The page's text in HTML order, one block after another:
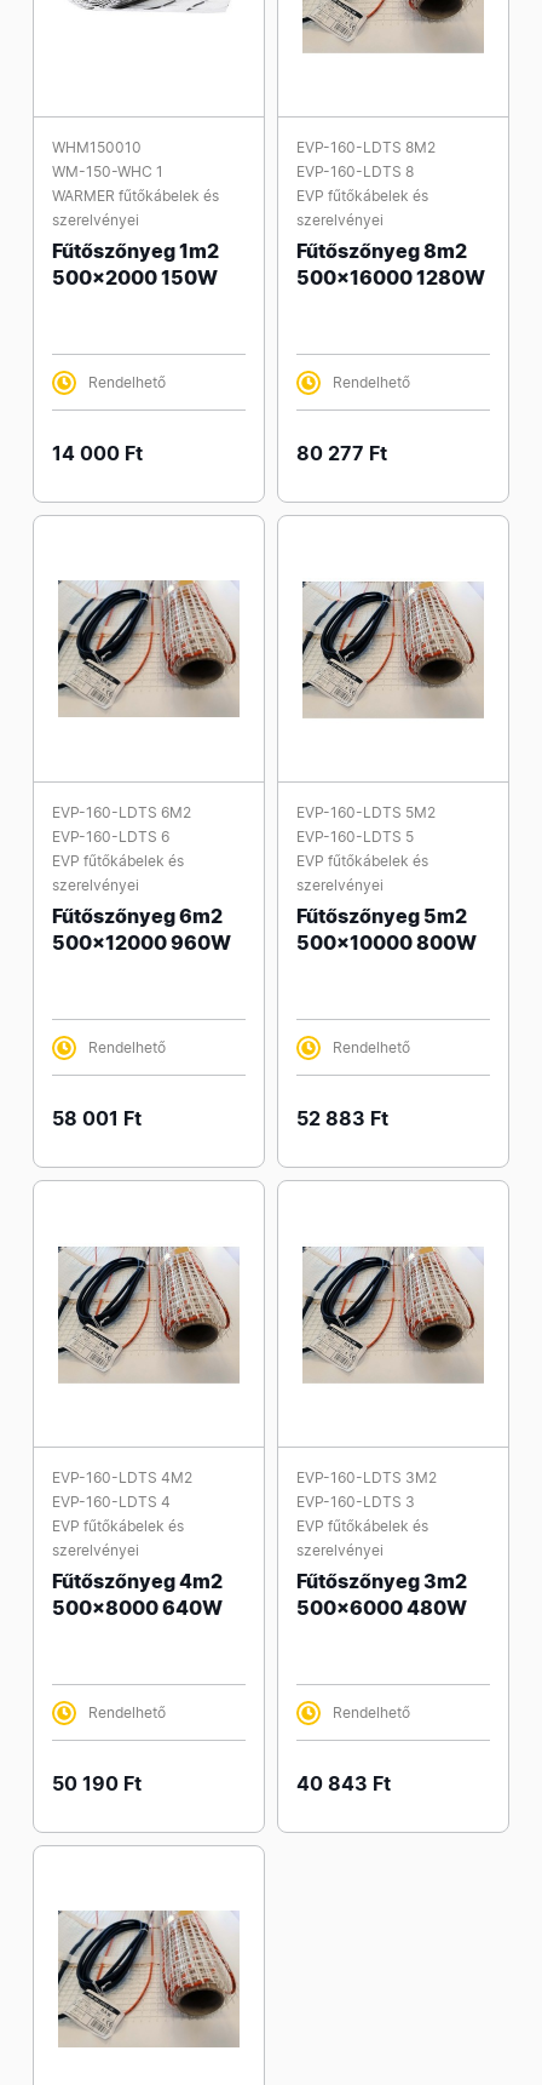
WHM150010
WM-150-WHC 1
WARMER fűtőkábelek és
szerelvényei
Fűtőszőnyeg 1m2
500x2000 150W
Rendelhető
14 000 Ft
EVP-160-LDTS 8M2
EVP-160-LDTS 8
EVP fűtőkábelek és
szerelvényei
Fűtőszőnyeg 8m2
500x16000 1280W
Rendelhető
80 277 Ft
EVP-160-LDTS 6M2
EVP-160-LDTS 6
EVP fűtőkábelek és
szerelvényei
Fűtőszőnyeg 6m2
500x12000 960W
Rendelhető
58 001 Ft
EVP-160-LDTS 5M2
EVP-160-LDTS 5
EVP fűtőkábelek és
szerelvényei
Fűtőszőnyeg 5m2
500x10000 800W
Rendelhető
52 883 Ft
EVP-160-LDTS 4M2
EVP-160-LDTS 4
EVP fűtőkábelek és
szerelvényei
Fűtőszőnyeg 4m2
500x8000 640W
Rendelhető
50 190 Ft
EVP-160-LDTS 3M2
EVP-160-LDTS 3
EVP fűtőkábelek és
szerelvényei
Fűtőszőnyeg 3m2
500x6000 480W
Rendelhető
40 843 Ft